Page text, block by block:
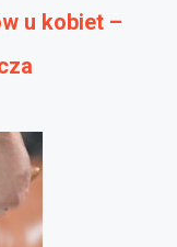
u kobiet –